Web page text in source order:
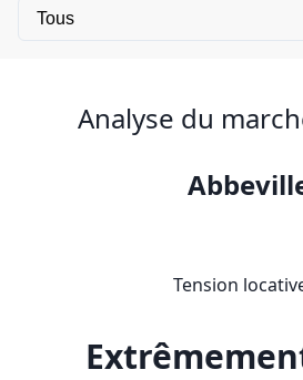
Analyse du
Tension